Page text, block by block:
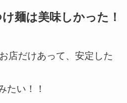
麺は美味しかった！
店だけあって、安定した
たい！！